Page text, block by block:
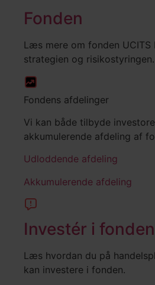
Fonden
Læs mere om fonden UCITS
strategien og risikostyringen.
Fondens afdelinger
Vi kan både tilbyde
akkumulerende afdeling af
Udloddende afdeling
Akkumulerende afdeling
Investér i fonden
Læs hvordan du på
kan investere i fonden.